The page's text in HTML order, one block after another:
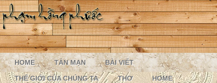
HOME TẢN MẠN BÀI VIẾT
THẾ GIỚI CỦA CHÚNG TA THƠ HOME